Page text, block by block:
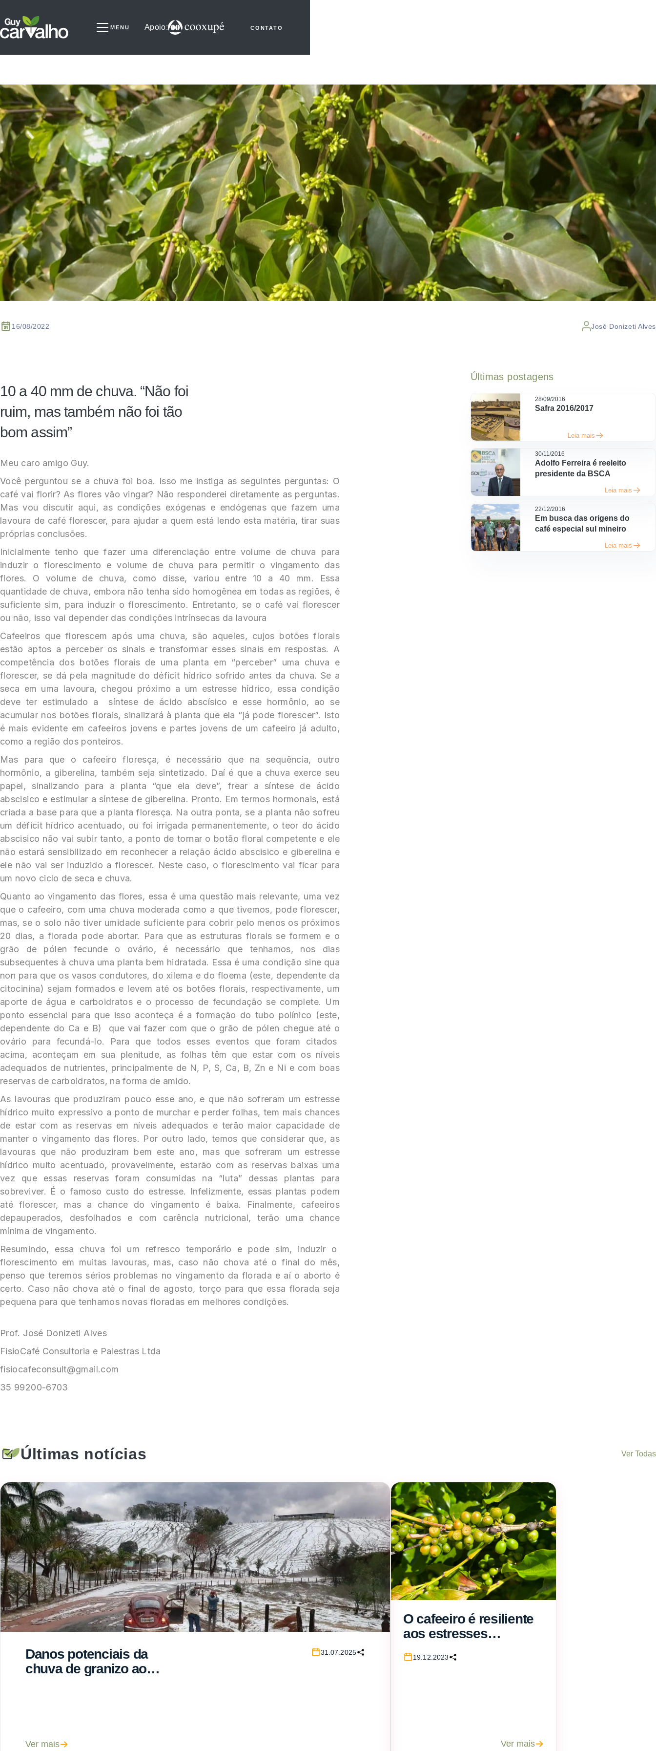
Sobre
Notícias
Videos
Selo
Colunistas
Parceiros
Experimentos
Serviços
Contato
MENU Apoio: CONTATO
16/08/2022 José Donizeti Alves
10 a 40 mm de chuva. “Não foi
ruim, mas também não foi tão
bom assim”
Meu caro amigo Guy.
Você perguntou se a chuva foi boa. Isso me instiga as seguintes perguntas: O
café vai florir? As flores vão vingar? Não responderei diretamente as perguntas.
Mas vou discutir aqui, as condições exógenas e endógenas que fazem uma
lavoura de café florescer, para ajudar a quem está lendo esta matéria, tirar suas
próprias conclusões.
Inicialmente tenho que fazer uma diferenciação entre volume de chuva para
induzir o florescimento e volume de chuva para permitir o vingamento das
flores. O volume de chuva, como disse, variou entre 10 a 40 mm. Essa
quantidade de chuva, embora não tenha sido homogênea em todas as regiões, é
suficiente sim, para induzir o florescimento. Entretanto, se o café vai florescer
ou não, isso vai depender das condições intrínsecas da lavoura
Cafeeiros que florescem após uma chuva, são aqueles, cujos botões florais
estão aptos a perceber os sinais e transformar esses sinais em respostas. A
competência dos botões florais de uma planta em “perceber” uma chuva e
florescer, se dá pela magnitude do déficit hídrico sofrido antes da chuva. Se a
seca em uma lavoura, chegou próximo a um estresse hídrico, essa condição
deve ter estimulado a síntese de ácido abscísico e esse hormônio, ao se
acumular nos botões florais, sinalizará à planta que ela “já pode florescer”. Isto
é mais evidente em cafeeiros jovens e partes jovens de um cafeeiro já adulto,
como a região dos ponteiros.
Mas para que o cafeeiro floresça, é necessário que na sequência, outro
hormônio, a giberelina, também seja sintetizado. Daí é que a chuva exerce seu
papel, sinalizando para a planta “que ela deve”, frear a síntese de ácido
abscisico e estimular a síntese de giberelina. Pronto. Em termos hormonais, está
criada a base para que a planta floresça. Na outra ponta, se a planta não sofreu
um déficit hídrico acentuado, ou foi irrigada permanentemente, o teor do ácido
abscisico não vai subir tanto, a ponto de tornar o botão floral competente e ele
não estará sensibilizado em reconhecer a relação ácido abscisico e giberelina e
ele não vai ser induzido a florescer. Neste caso, o florescimento vai ficar para
um novo ciclo de seca e chuva.
Quanto ao vingamento das flores, essa é uma questão mais relevante, uma vez
que o cafeeiro, com uma chuva moderada como a que tivemos, pode florescer,
mas, se o solo não tiver umidade suficiente para cobrir pelo menos os próximos
20 dias, a florada pode abortar. Para que as estruturas florais se formem e o
grão de pólen fecunde o ovário, é necessário que tenhamos, nos dias
subsequentes à chuva uma planta bem hidratada. Essa é uma condição sine qua
non para que os vasos condutores, do xilema e do floema (este, dependente da
citocinina) sejam formados e levem até os botões florais, respectivamente, um
aporte de água e carboidratos e o processo de fecundação se complete. Um
ponto essencial para que isso aconteça é a formação do tubo polínico (este,
dependente do Ca e B) que vai fazer com que o grão de pólen chegue até o
ovário para fecundá-lo. Para que todos esses eventos que foram citados
acima, aconteçam em sua plenitude, as folhas têm que estar com os níveis
adequados de nutrientes, principalmente de N, P, S, Ca, B, Zn e Ni e com boas
reservas de carboidratos, na forma de amido.
As lavouras que produziram pouco esse ano, e que não sofreram um estresse
hídrico muito expressivo a ponto de murchar e perder folhas, tem mais chances
de estar com as reservas em níveis adequados e terão maior capacidade de
manter o vingamento das flores. Por outro lado, temos que considerar que, as
lavouras que não produziram bem este ano, mas que sofreram um estresse
hídrico muito acentuado, provavelmente, estarão com as reservas baixas uma
vez que essas reservas foram consumidas na “luta” dessas plantas para
sobreviver. É o famoso custo do estresse. Infelizmente, essas plantas podem
até florescer, mas a chance do vingamento é baixa. Finalmente, cafeeiros
depauperados, desfolhados e com carência nutricional, terão uma chance
mínima de vingamento.
Resumindo, essa chuva foi um refresco temporário e pode sim, induzir o
florescimento em muitas lavouras, mas, caso não chova até o final do mês,
penso que teremos sérios problemas no vingamento da florada e aí o aborto é
certo. Caso não chova até o final de agosto, torço para que essa florada seja
pequena para que tenhamos novas floradas em melhores condições.
Prof. José Donizeti Alves
FisioCafé Consultoria e Palestras Ltda
fisiocafeconsult@gmail.com
35 99200-6703
Últimas postagens
28/09/2016
Safra 2016/2017
Leia mais
30/11/2016
Adolfo Ferreira é reeleito
presidente da BSCA
Leia mais
22/12/2016
Em busca das origens do
café especial sul mineiro
Leia mais
Últimas notícias Ver Todas
Danos potenciais da
chuva de granizo ao
31.07.2025
Ver mais
O cafeeiro é resiliente
aos estresses
19.12.2023
Ver mais